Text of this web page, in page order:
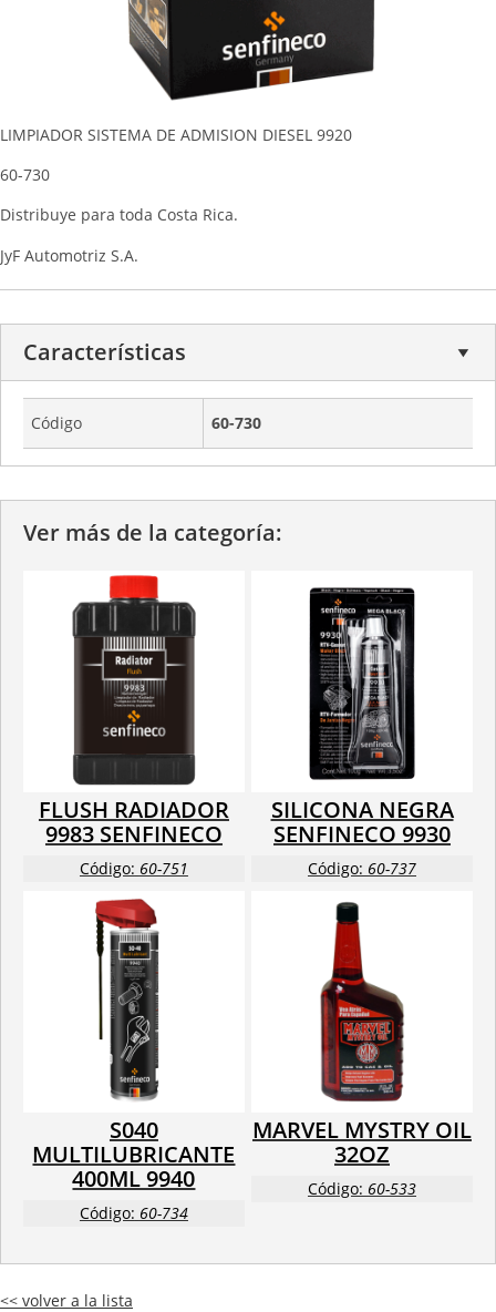
LIMPIADOR SISTEMA DE ADMISION DIESEL 9920
60-730
Distribuye para toda Costa Rica.
JyF Automotriz S.A.
Características
Código 60-730
Ver más de la categoría:
FLUSH RADIADOR
9983 SENFINECO
Código: 60-751
SILICONA NEGRA
SENFINECO 9930
Código: 60-737
S040
MULTILUBRICANTE
400ML 9940
Código: 60-734
MARVEL MYSTRY OIL
32OZ
Código: 60-533
<< volver a la lista